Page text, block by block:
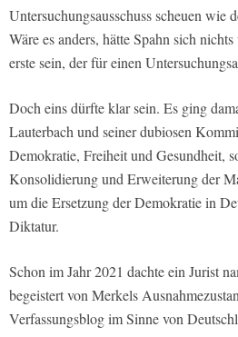
Untersuchungsausschuss scheuen wie
Wäre es anders, hätte Spahn sich
erste sein, der für einen
Doch eins dürfte klar sein. Es ging
Lauterbach und seiner dubiosen
Demokratie, Freiheit und Gesundheit,
Konsolidierung und Erweiterung der
um die Ersetzung der Demokratie in
Diktatur.
Schon im Jahr 2021 dachte ein Jurist
begeistert von Merkels
Verfassungsblog im Sinne von